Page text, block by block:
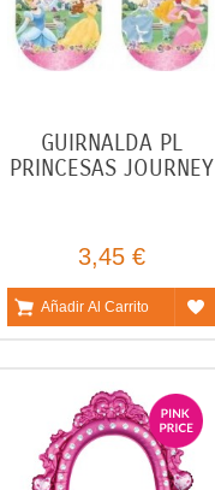
GUIRNALDA PL
PRINCESAS JOURNEY
3,45 €
Añadir Al Carrito